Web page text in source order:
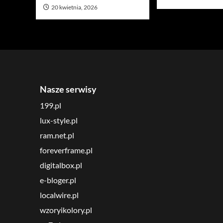
20 kwietnia, 2026
Nasze serwisy
199.pl
lux-style.pl
ram.net.pl
foreverframe.pl
digitalbox.pl
e-bloger.pl
localwire.pl
wzoryikolory.pl